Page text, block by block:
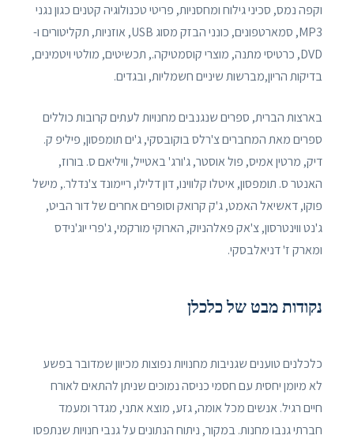
וקפה נמס, סכיני גילוח ומחסניות, פריטי טכנולוגיה קטנים כגון נגני
MP3, סמארטפונים, כונני הבזק מסוג USB, אוזניות, תקליטורים ו-
DVD, כרטיסי מתנה, מוצרי קוסמטיקה., תכשיטים, מולטי ויטמינים,
בדיקות הריון,מברשות שיניים חשמליות, ובגדים.
בארצות הברית, ספרים שנגנבים מחנויות לעתים קרובות כוללים
ספרים מאת המחברים צ'רלס בוקובסקי, ג'ים תומפסון, פיליפ ק.
דיק, מרטין אמיס, פול אוסטר, ג'ורג' באטייל, וויליאם ס. בורוז,
האנטר ס. תומפסון, איטלו קלווינו, דון דלילו, ריימונד צ'נדלר., מישל
פוקו, דאשיאל האמט, ג'ק קרואק וסופרים אחרים של דור הביט,
ג'נט ווינטרסון, צ'אק פאלהניוק, הארוקי מורקמי, ג'פרי יוג'נידס
ומארק ז' דניאלבסקי.
נקודות מבט של כלכלן
כלכלנים טוענים שגניבות מחנויות נפוצות מכיוון שמדובר בפשע
לא מיומן יחסית עם חסמי כניסה נמוכים שניתן להתאים לאורח
חיים רגיל. אנשים מכל אומה, גזע, מוצא אתני, מגדר ומעמד
חברתי גנבו מחנות. במקור, ניתוח הנתונים על גנבי חנויות שנתפסו